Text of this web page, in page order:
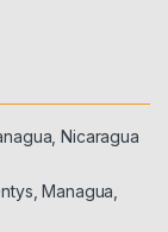
Nicaragua
Managua,